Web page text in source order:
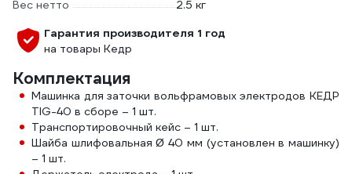
Вес нетто
2.5 кг
Гарантия производителя 1 год
на товары Кедр
Комплектация
Машинка для заточки вольфрамовых электродов КЕДР
TIG-40 в сборе – 1 шт.
Транспортировочный кейс – 1 шт.
Шайба шлифовальная Ø 40 мм (установлен в машинку)
– 1 шт.